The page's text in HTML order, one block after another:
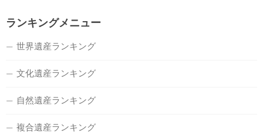
ランキングメニュー
世界遺産ランキング
文化遺産ランキング
自然遺産ランキング
複合遺産ランキング